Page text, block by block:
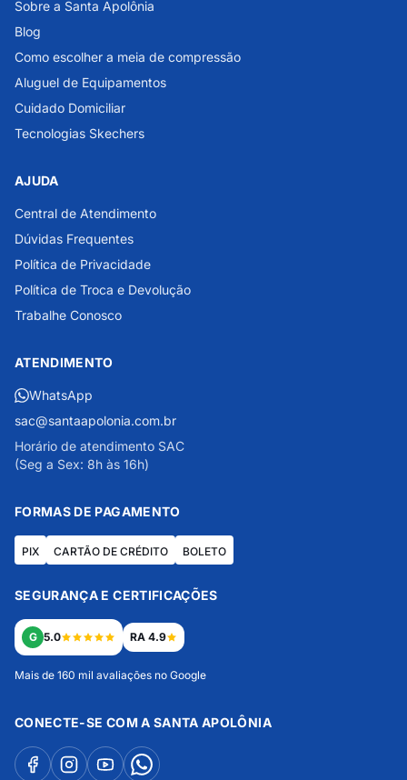
Sobre a Santa Apolônia
Blog
Como escolher a meia de compressão
Aluguel de Equipamentos
Cuidado Domiciliar
Tecnologias Skechers
AJUDA
Central de Atendimento
Dúvidas Frequentes
Política de Privacidade
Política de Troca e Devolução
Trabalhe Conosco
ATENDIMENTO
WhatsApp
sac@santaapolonia.com.br
Horário de atendimento SAC
(Seg a Sex: 8h às 16h)
FORMAS DE PAGAMENTO
PIX CARTÃO DE CRÉDITO BOLETO
SEGURANÇA E CERTIFICAÇÕES
G 5.0 RA 4.9
Mais de 160 mil avaliações no Google
CONECTE-SE COM A SANTA APOLÔNIA